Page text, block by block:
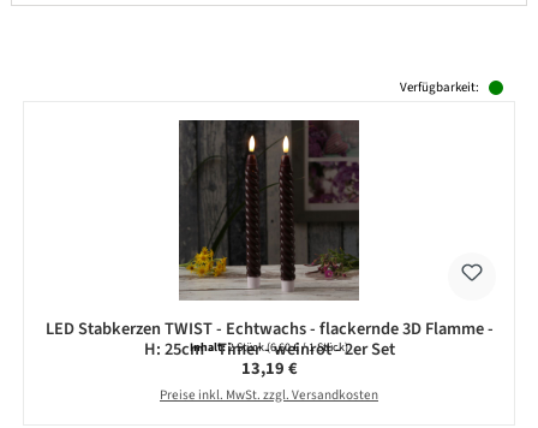
Verfügbarkeit:
LED Stabkerzen TWIST - Echtwachs - flackernde 3D Flamme -
H: 25cm - Timer - weinrot - 2er Set
Inhalt:2 Stück(6,60 € / 1 Stück)
Regulärer Preis:
13,19 €
Preise inkl. MwSt. zzgl. Versandkosten